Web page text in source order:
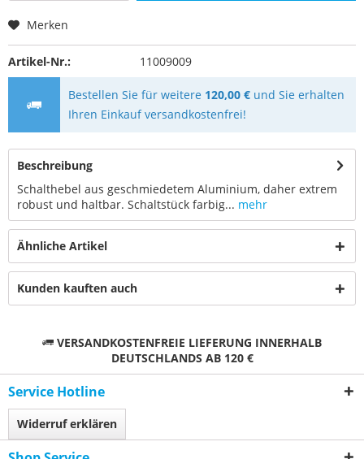
Merken
Artikel-Nr.: 11009009
Bestellen Sie für weitere 120,00 € und Sie erhalten
Ihren Einkauf versandkostenfrei!
Beschreibung
Schalthebel aus geschmiedetem Aluminium, daher extrem
robust und haltbar. Schaltstück farbig... mehr
Ähnliche Artikel
Kunden kauften auch
VERSANDKOSTENFREIE LIEFERUNG INNERHALB
DEUTSCHLANDS AB 120 €
Service Hotline
Widerruf erklären